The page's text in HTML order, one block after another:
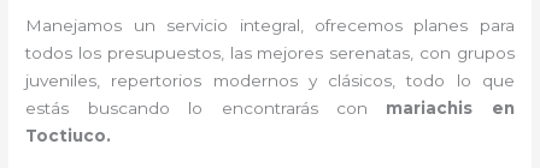
Manejamos un servicio integral, ofrecemos planes para
todos los presupuestos, las mejores serenatas, con grupos
juveniles, repertorios modernos y clásicos, todo lo que
estás buscando lo encontrarás con mariachis en
Toctiuco.